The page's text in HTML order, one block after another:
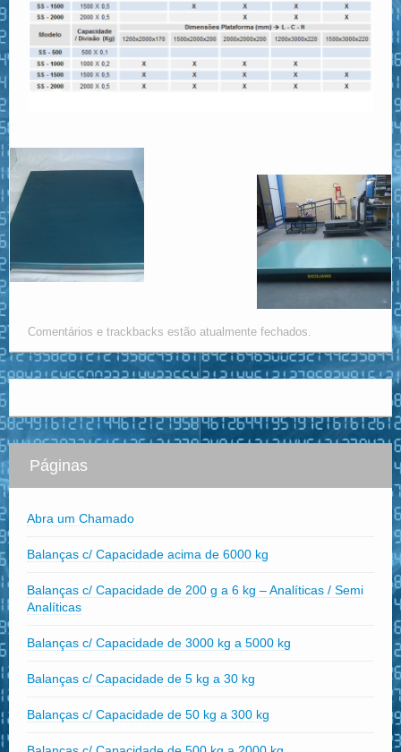
Comentários e trackbacks estão atualmente fechados.
Páginas
Abra um Chamado
Balanças c/ Capacidade acima de 6000 kg
Balanças c/ Capacidade de 200 g a 6 kg – Analíticas / Semi
Analíticas
Balanças c/ Capacidade de 3000 kg a 5000 kg
Balanças c/ Capacidade de 5 kg a 30 kg
Balanças c/ Capacidade de 50 kg a 300 kg